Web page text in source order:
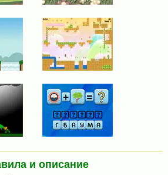
и описание